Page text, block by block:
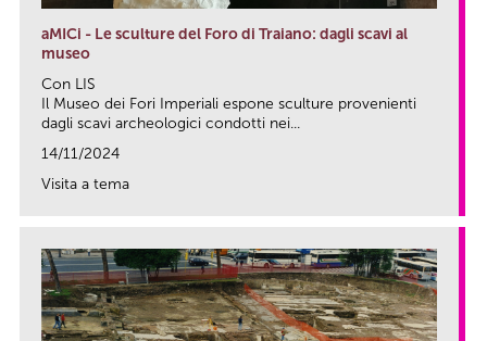
aMICi - Le sculture del Foro di Traiano: dagli scavi al
museo
Con LIS
Il Museo dei Fori Imperiali espone sculture provenienti
dagli scavi archeologici condotti nei...
14/11/2024
Visita a tema